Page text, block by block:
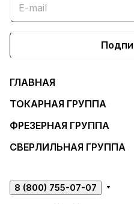
ГЛАВНАЯ
ТОКАРНАЯ ГРУППА
ФРЕЗЕРНАЯ ГРУППА
СВЕРЛИЛЬНАЯ ГРУППА
8 (800) 755-07-07